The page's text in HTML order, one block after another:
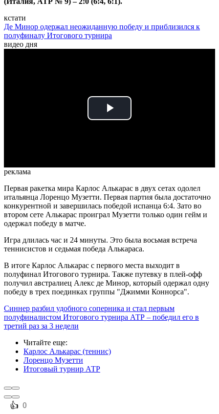
кстати
Де Минор одержал неожиданную победу и приблизился к
полуфиналу Итогового турнира
видео дня
Play
реклама
Первая ракетка мира Карлос Алькарас в двух сетах одолел
итальянца Лоренцо Музетти. Первая партия была достаточно
конкурентной и завершилась победой испанца 6:4. Зато во
втором сете Алькарас проиграл Музетти только один гейм и
одержал победу в матче.
Игра длилась час и 24 минуты. Это была восьмая встреча
теннисистов и седьмая победа Алькараса.
В итоге Карлос Алькарас с первого места выходит в
полуфинал Итогового турнира. Также путевку в плей-офф
получил австралиец Алекс де Минор, который одержал одну
победу в трех поединках группы "Джимми Коннорса".
Синнер разбил удобного соперника и стал первым
полуфиналистом Итогового турнира АТР – победил его в
третий раз за 3 недели
Читайте еще:
Карлос Алькарас (теннис)
Лоренцо Музетти
Итоговый турнир АТР
️👍 0